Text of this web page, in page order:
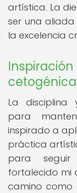
artística. La
ser una
la excelencia
cetogénica
La disciplina
para
inspirado a
práctica
para
fortalecido mi
camino como